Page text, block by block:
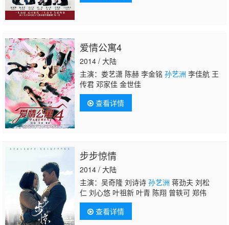
爱情公寓4
2014 / 大陆
主演：娄艺潇 陈赫 李金铭 孙艺洲 李佳航 王
传君 邓家佳 金世佳
查看详情
步步惊情
2014 / 大陆
主演：吴奇隆 刘诗诗 孙艺洲 蒋劲夫 刘松
仁 刘心悠 叶祖新 叶青 陈翔 曾轶可 郑伟
查看详情